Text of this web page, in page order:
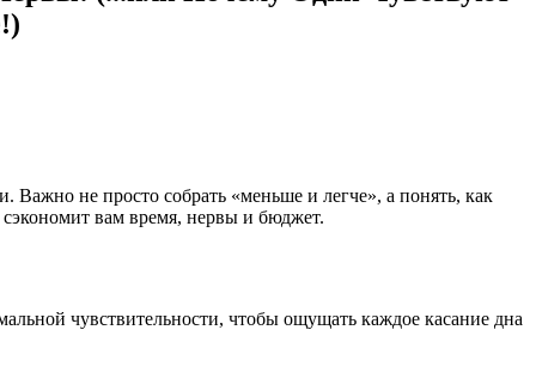
не просто собрать «меньше и легче», а понять, как
вам время, нервы и бюджет.
чувствительности, чтобы ощущать каждое касание дна